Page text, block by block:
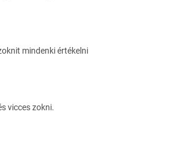
mindenki értékelni
vicces zokni.